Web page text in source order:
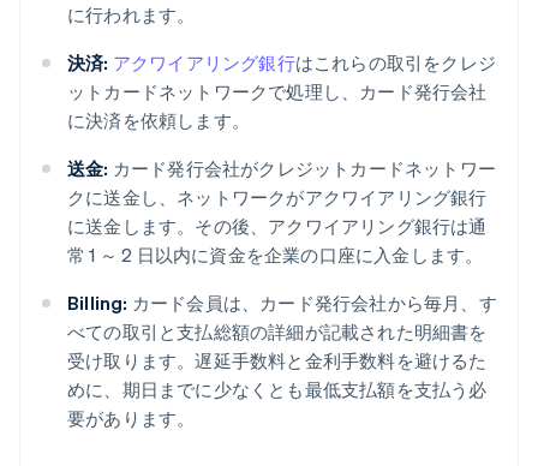
に行われます。
決済: アクワイアリング銀行はこれらの取引をクレジ
ットカードネットワークで処理し、カード発行会社
に決済を依頼します。
送金: カード発行会社がクレジットカードネットワー
クに送金し、ネットワークがアクワイアリング銀行
に送金します。その後、アクワイアリング銀行は通
常 1 ～ 2 日以内に資金を企業の口座に入金します。
Billing: カード会員は、カード発行会社から毎月、す
べての取引と支払総額の詳細が記載された明細書を
受け取ります。遅延手数料と金利手数料を避けるた
めに、期日までに少なくとも最低支払額を支払う必
要があります。